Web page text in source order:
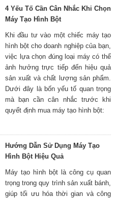
4 Yếu Tố Cần Cân Nhắc Khi Chọn
Máy Tạo Hình Bột
Khi đầu tư vào một chiếc máy tạo
hình bột cho doanh nghiệp của bạn,
việc lựa chọn đúng loại máy có thể
ảnh hưởng trực tiếp đến hiệu quả
sản xuất và chất lượng sản phẩm.
Dưới đây là bốn yếu tố quan trọng
mà bạn cần cân nhắc trước khi
quyết định mua máy tạo hình bột:
Hướng Dẫn Sử Dụng Máy Tạo
Hình Bột Hiệu Quả
Máy tạo hình bột là công cụ quan
trọng trong quy trình sản xuất bánh,
giúp tối ưu hóa thời gian và công